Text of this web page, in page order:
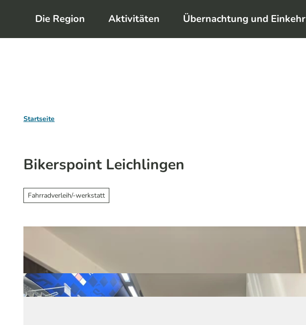
m
Die Region Aktivitäten Übernachtung und Einkehr
Startseite
Bikerspoint Leichlingen
Fahrradverleih/-werkstatt